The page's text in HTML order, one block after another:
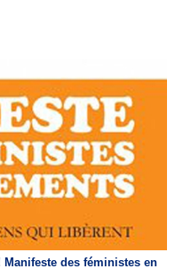
des féministes en